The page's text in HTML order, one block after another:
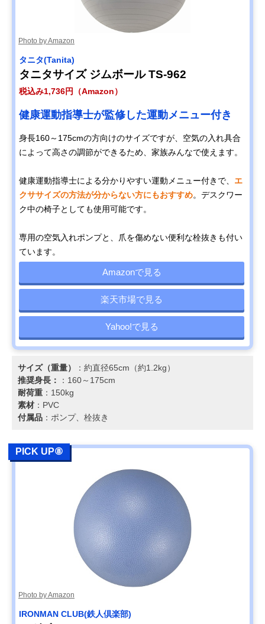
Photo by Amazon
タニタ(Tanita)
タニタサイズ ジムボール TS-962
税込み1,736円（Amazon）
健康運動指導士が監修した運動メニュー付き
身長160～175cmの方向けのサイズですが、空気の入れ具合
によって高さの調節ができるため、家族みんなで使えます。
健康運動指導士による分かりやすい運動メニュー付きで、 エ
クササイズの方法が分からない方にもおすすめ。デスクワー
ク中の椅子としても使用可能です。
専用の空気入れポンプと、爪を傷めない便利な栓抜きも付い
ています。
Amazonで見る
楽天市場で見る
Yahoo!で見る
サイズ（重量）
：約直径65cm（約1.2kg）
推奨身長：
：160～175cm
耐荷重 ：150kg
素材 ：PVC
付属品 ：ポンプ、栓抜き
PICK UP⑧
Photo by Amazon
IRONMAN CLUB(鉄人倶楽部)